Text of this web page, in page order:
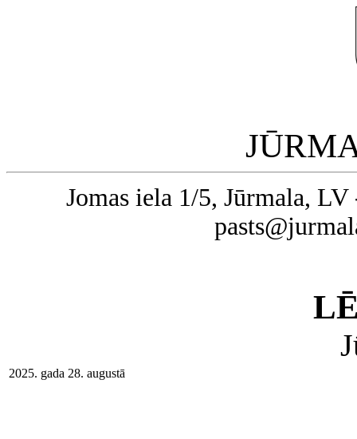
Jomas iela 1/5, Jūrmala,
2025. gada 28. augustā